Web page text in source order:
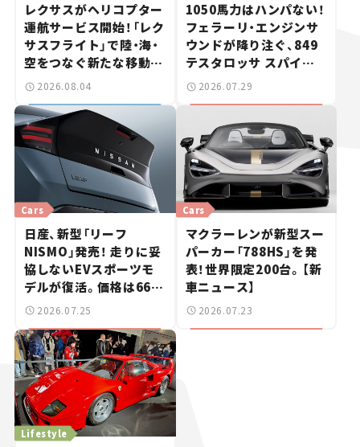
レクサスがヘリコプター
運航サービス開始！「レク
サスフライト」で陸・海・
空をつなぐ新たな移動体
験とは
2026.08.04
1050馬力はハンパない！
フェラーリ・エンジンサ
ウンドが降り注ぐ、849
テスタロッサ スパイダ
ーに試乗。
2026.07.29
Cars
日産、新型「リーフ
NISMO」発売！ 走りに妥
協しないEVスポーツモ
デルが復活。価格は660
万円から【新車ニュース】
2026.07.25
Cars
マクラーレンが新型スー
パーカー「788HS」を発
表！世界限定200台。【新
車ニュース】
2026.07.23
Lifestyle